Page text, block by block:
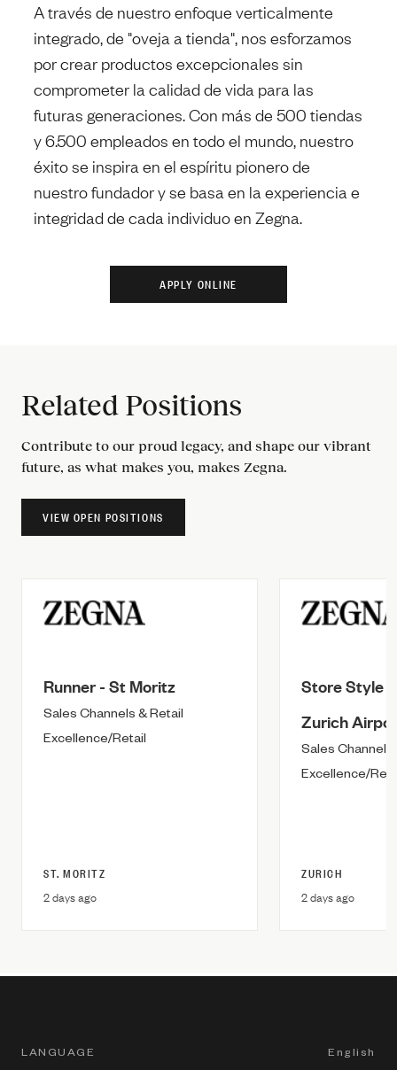
A través de nuestro enfoque verticalmente
integrado, de "oveja a tienda", nos esforzamos
por crear productos excepcionales sin
comprometer la calidad de vida para las
futuras generaciones. Con más de 500 tiendas
y 6.500 empleados en todo el mundo, nuestro
éxito se inspira en el espíritu pionero de
nuestro fundador y se basa en la experiencia e
integridad de cada individuo en Zegna.
Related Positions
Contribute to our proud legacy, and shape our vibrant
future, as what makes you, makes Zegna.
VIEW OPEN POSITIONS
Runner - St Moritz
Sales Channels & Retail
Excellence/Retail
ST. MORITZ
2 days ago
Store Style
Zurich
Sales Channels
Excellence/
ZURICH
2 days ago
LANGUAGE English